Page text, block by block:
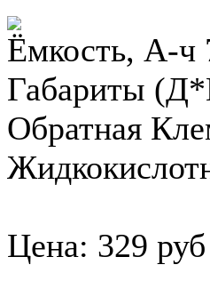
Ёмкость, А-ч
Габариты
Обратная
Цена: 329 руб